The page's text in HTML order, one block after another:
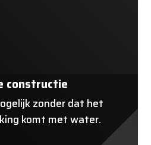
constructie
zonder dat het
komt met water.